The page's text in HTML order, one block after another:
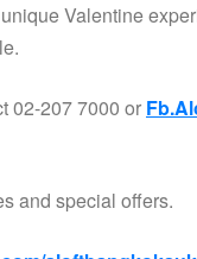
Valentine
02-207 7000 or
and special offers.